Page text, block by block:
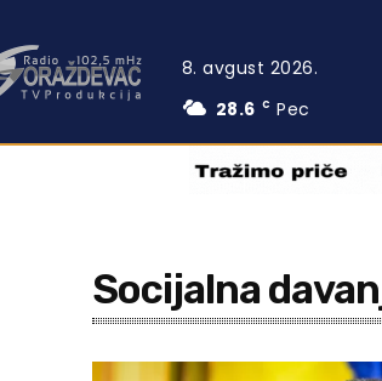
8. avgust 2026.
28.6 C Pec
Socijalna